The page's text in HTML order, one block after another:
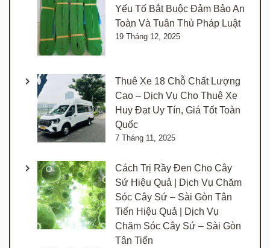
Yếu Tố Bắt Buộc Đảm Bảo An
Toàn Và Tuân Thủ Pháp Luật
19 Tháng 12, 2025
Thuê Xe 18 Chỗ Chất Lượng
Cao – Dịch Vụ Cho Thuê Xe
Huy Đạt Uy Tín, Giá Tốt Toàn
Quốc
7 Tháng 11, 2025
Cách Trị Rầy Đen Cho Cây
Sứ Hiệu Quả | Dịch Vụ Chăm
Sóc Cây Sứ – Sài Gòn Tân
Tiến Hiệu Quả | Dịch Vụ
Chăm Sóc Cây Sứ – Sài Gòn
Tân Tiến